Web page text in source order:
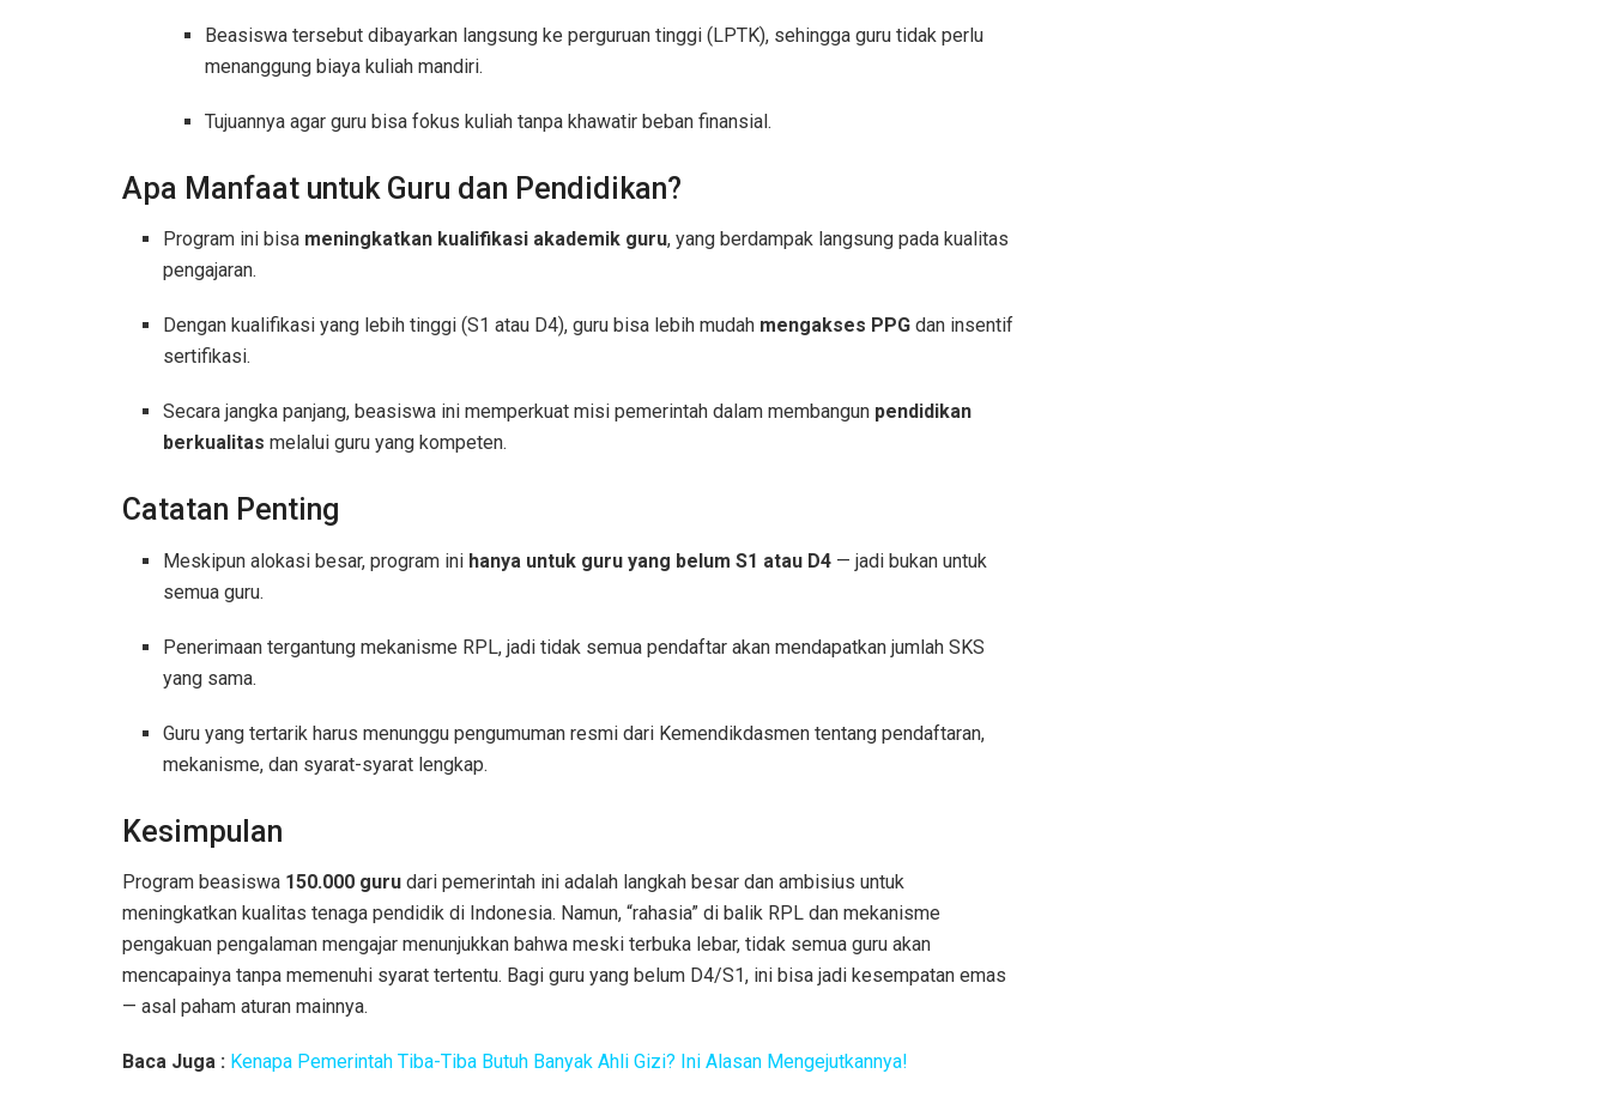
Beasiswa tersebut dibayarkan langsung ke perguruan tinggi (LPTK), sehingga guru tidak perlu
menanggung biaya kuliah mandiri.
Tujuannya agar guru bisa fokus kuliah tanpa khawatir beban finansial.
Apa Manfaat untuk Guru dan Pendidikan?
Program ini bisa meningkatkan kualifikasi akademik guru, yang berdampak langsung pada kualitas
pengajaran.
Dengan kualifikasi yang lebih tinggi (S1 atau D4), guru bisa lebih mudah mengakses PPG dan insentif
sertifikasi.
Secara jangka panjang, beasiswa ini memperkuat misi pemerintah dalam membangun pendidikan
berkualitas melalui guru yang kompeten.
Catatan Penting
Meskipun alokasi besar, program ini hanya untuk guru yang belum S1 atau D4 — jadi bukan untuk
semua guru.
Penerimaan tergantung mekanisme RPL, jadi tidak semua pendaftar akan mendapatkan jumlah SKS
yang sama.
Guru yang tertarik harus menunggu pengumuman resmi dari Kemendikdasmen tentang pendaftaran,
mekanisme, dan syarat-syarat lengkap.
Kesimpulan
Program beasiswa 150.000 guru dari pemerintah ini adalah langkah besar dan ambisius untuk
meningkatkan kualitas tenaga pendidik di Indonesia. Namun, “rahasia” di balik RPL dan mekanisme
pengakuan pengalaman mengajar menunjukkan bahwa meski terbuka lebar, tidak semua guru akan
mencapainya tanpa memenuhi syarat tertentu. Bagi guru yang belum D4/S1, ini bisa jadi kesempatan emas
— asal paham aturan mainnya.
Baca Juga : Kenapa Pemerintah Tiba-Tiba Butuh Banyak Ahli Gizi? Ini Alasan Mengejutkannya!